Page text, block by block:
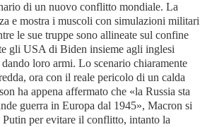
di un nuovo conflitto mondiale. La
e mostra i muscoli con simulazioni militari
le sue truppe sono allineate sul confine
gli USA di Biden insieme agli inglesi
loro armi. Lo scenario chiaramente
ora con il reale pericolo di un calda
ha appena affermato che «la Russia sta
guerra in Europa dal 1945», Macron si
per evitare il conflitto, intanto la